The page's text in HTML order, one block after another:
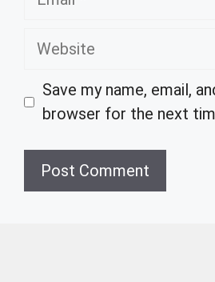
Website
Save my name, email,
browser for the next